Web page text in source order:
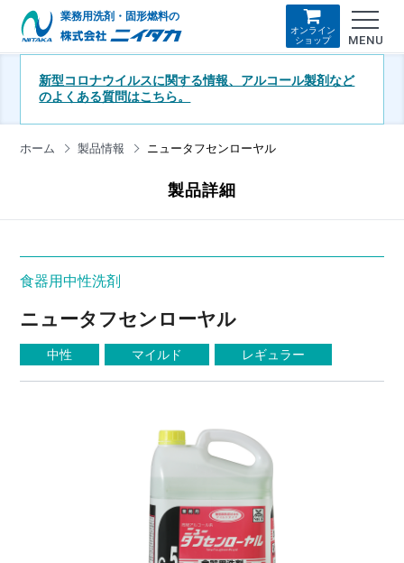
業務用洗剤・固形燃料の
オンライン
ショップ
MENU
新型コロナウイルスに関する情報、アルコール製剤など
のよくある質問はこちら。
ホーム 製品情報 ニュータフセンローヤル
製品詳細
食器用中性洗剤
ニュータフセンローヤル
中性 マイルド レギュラー